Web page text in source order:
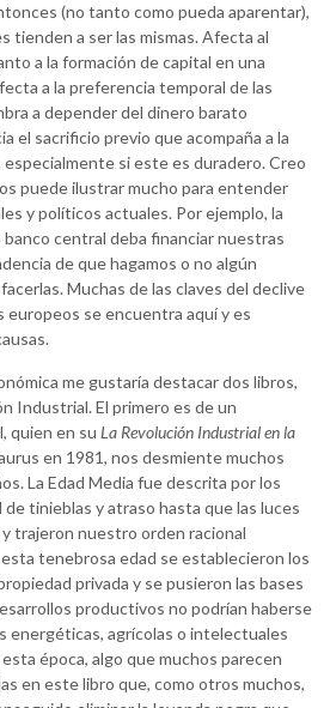
(no tanto como pueda aparentar),
tienden a ser las mismas. Afecta al
a la formación de capital en una
a la preferencia temporal de las
a depender del dinero barato
el sacrificio previo que acompaña a la
si este es duradero. Creo
puede ilustrar mucho para entender
y políticos actuales. Por ejemplo, la
central deba financiar nuestras
de que hagamos o no algún
Muchas de las claves del declive
europeos se encuentra aquí y es
me gustaría destacar dos libros,
Industrial. El primero es de un
quien en su La Revolución Industrial en la
en 1981, nos desmiente muchos
La Edad Media fue descrita por los
tinieblas y atraso hasta que las luces
trajeron nuestro orden racional
tenebrosa edad se establecieron los
privada y se pusieron las bases
productivos no podrían haberse
energéticas, agrícolas o intelectuales
época, algo que muchos parecen
en este libro que, como otros muchos,